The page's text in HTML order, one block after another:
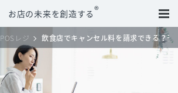
お店の未来を創造する®
POSレジ 飲食店でキャンセル料を請求できる？予